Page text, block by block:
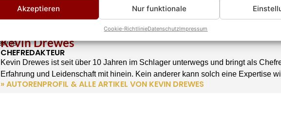
Akzeptieren Nur funktionale
Cookie-RichtlinieDatenschutzImpressum
Kevin Drewes
CHEFREDAKTEUR
Kevin Drewes ist seit über 10 Jahren im Schlager unterwegs und bringt als
Erfahrung und Leidenschaft mit hinein. Kein anderer kann solch eine Expertise
» AUTORENPROFIL & ALLE ARTIKEL VON KEVIN DREWES